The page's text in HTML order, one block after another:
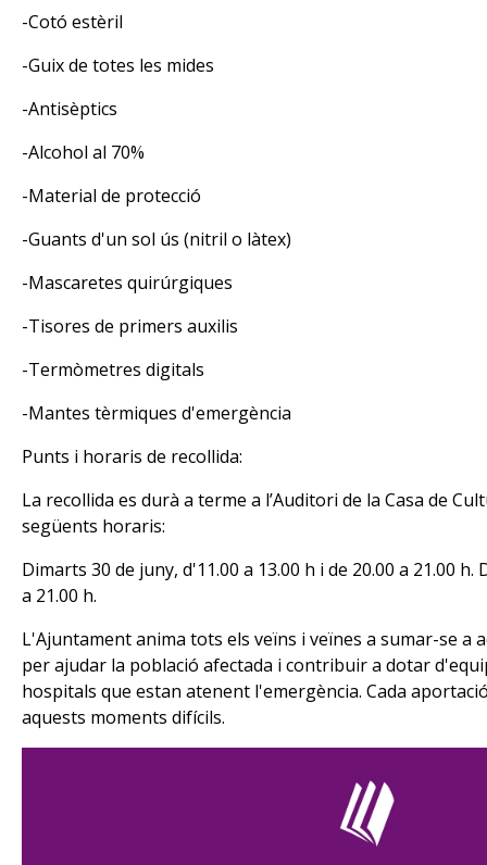
-Cotó estèril
-Guix de totes les mides
-Antisèptics
-Alcohol al 70%
-Material de protecció
-Guants d'un sol ús (nitril o làtex)
-Mascaretes quirúrgiques
-Tisores de primers auxilis
-Termòmetres digitals
-Mantes tèrmiques d'emergència
Punts i horaris de recollida:
La recollida es durà a terme a l’Auditori de la Casa de
següents horaris:
Dimarts 30 de juny, d'11.00 a 13.00 h i de 20.00 a 21.00 h.
a 21.00 h.
L'Ajuntament anima tots els veïns i veïnes a sumar-se a
per ajudar la població afectada i contribuir a dotar
hospitals que estan atenent l'emergència. Cada
aquests moments difícils.